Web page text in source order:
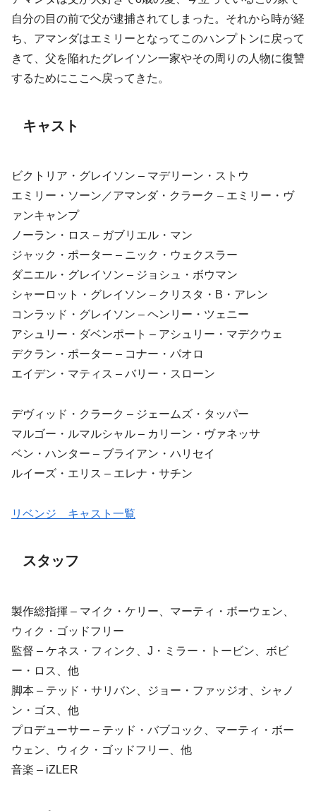
自分の目の前で父が逮捕されてしまった。それから時が経
ち、アマンダはエミリーとなってこのハンプトンに戻って
きて、父を陥れたグレイソン一家やその周りの人物に復讐
するためにここへ戻ってきた。
キャスト
ビクトリア・グレイソン – マデリーン・ストウ
エミリー・ソーン／アマンダ・クラーク – エミリー・ヴ
ァンキャンプ
ノーラン・ロス – ガブリエル・マン
ジャック・ポーター – ニック・ウェクスラー
ダニエル・グレイソン – ジョシュ・ボウマン
シャーロット・グレイソン – クリスタ・B・アレン
コンラッド・グレイソン – ヘンリー・ツェニー
アシュリー・ダベンポート – アシュリー・マデクウェ
デクラン・ポーター – コナー・パオロ
エイデン・マティス – バリー・スローン
デヴィッド・クラーク – ジェームズ・タッパー
マルゴー・ルマルシャル – カリーン・ヴァネッサ
ベン・ハンター – ブライアン・ハリセイ
ルイーズ・エリス – エレナ・サチン
リベンジ キャスト一覧
スタッフ
製作総指揮 – マイク・ケリー、マーティ・ボーウェン、
ウィク・ゴッドフリー
監督 – ケネス・フィンク、J・ミラー・トービン、ボビ
ー・ロス、他
脚本 – テッド・サリバン、ジョー・ファッジオ、シャノ
ン・ゴス、他
プロデューサー – テッド・バブコック、マーティ・ボー
ウェン、ウィク・ゴッドフリー、他
音楽 – iZLER